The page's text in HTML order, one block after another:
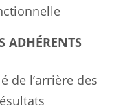
ADHÉRENTS
de l’arrière des